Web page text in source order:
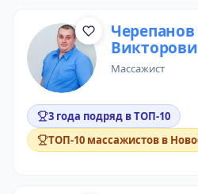
массажист
3 года подряд в ТОП-10
ТОП-10 массажистов в